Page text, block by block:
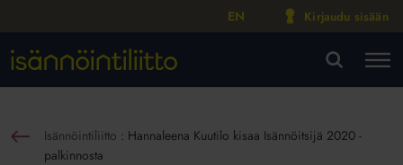
EN Kirjaudu sisään
Isännöintiliitto : Hannaleena Kuutilo kisaa Isännöitsijä 2020 -
palkinnosta